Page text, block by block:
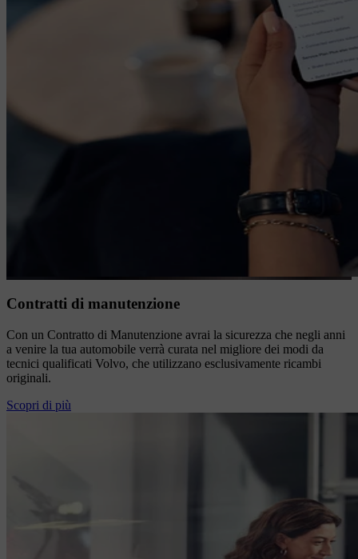
Contratti di manutenzione
Con un Contratto di Manutenzione avrai la sicurezza che negli anni
a venire la tua automobile verrà curata nel migliore dei modi da
tecnici qualificati Volvo, che utilizzano esclusivamente ricambi
originali.
Scopri di più